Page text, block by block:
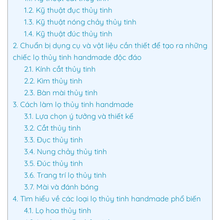
1.2. Kỹ thuật đục thủy tinh
1.3. Kỹ thuật nóng chảy thủy tinh
1.4. Kỹ thuật đúc thủy tinh
2. Chuẩn bị dụng cụ và vật liệu cần thiết để tạo ra những
chiếc lọ thủy tinh handmade độc đáo
2.1. Kính cắt thủy tinh
2.2. Kìm thủy tinh
2.3. Bàn mài thủy tinh
3. Cách làm lọ thủy tinh handmade
3.1. Lựa chọn ý tưởng và thiết kế
3.2. Cắt thủy tinh
3.3. Đục thủy tinh
3.4. Nung chảy thủy tinh
3.5. Đúc thủy tinh
3.6. Trang trí lọ thủy tinh
3.7. Mài và đánh bóng
4. Tìm hiểu về các loại lọ thủy tinh handmade phổ biến
4.1. Lọ hoa thủy tinh